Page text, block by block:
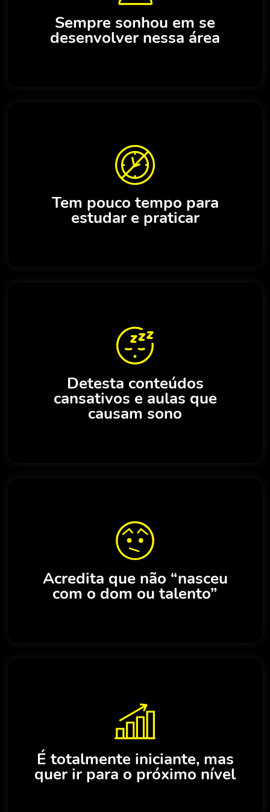
Sempre sonhou em se
desenvolver nessa área
Tem pouco tempo para
estudar e praticar
Detesta conteúdos
cansativos e aulas que
causam sono
Acredita que não “nasceu
com o dom ou talento”
É totalmente iniciante, mas
quer ir para o próximo nível